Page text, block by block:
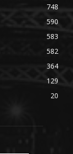
748
590
583
582
364
129
20